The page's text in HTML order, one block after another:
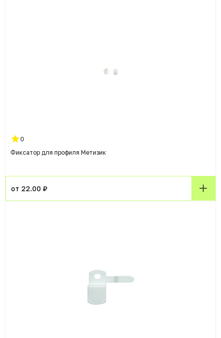
0
Фиксатор для профиля Метизик
от 22.00 ₽